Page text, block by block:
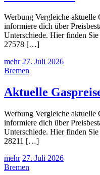
Werbung Vergleiche aktuelle
informiere dich über
Unterschiede. Hier finden
27578 […]
mehr 27. Juli 2026
Bremen
Aktuelle
Werbung Vergleiche aktuelle
informiere dich über
Unterschiede. Hier finden
28211 […]
mehr 27. Juli 2026
Bremen